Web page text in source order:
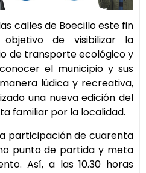
calles de Boecillo este fin
de visibilizar la
de transporte ecológico y
el municipio y sus
lúdica y recreativa,
una nueva edición del
familiar por la localidad.
participación de cuarenta
punto de partida y meta
Así, a las 10.30 horas